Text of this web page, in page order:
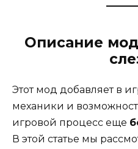
Описание
Этот мод добавляет в
механики и
игровой процесс еще
В этой статье мы